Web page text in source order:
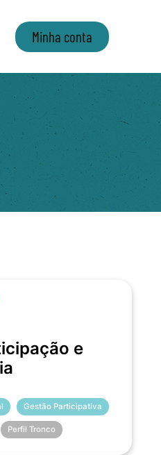
Minha conta
e
Gestão Participativa
Perfil Tronco